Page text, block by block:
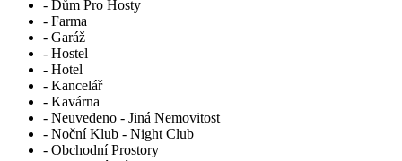
- Dům Pro Hosty
- Farma
- Garáž
- Hostel
- Hotel
- Kancelář
- Kavárna
- Neuvedeno - Jiná Nemovitost
- Noční Klub - Night Club
- Obchodní Prostory